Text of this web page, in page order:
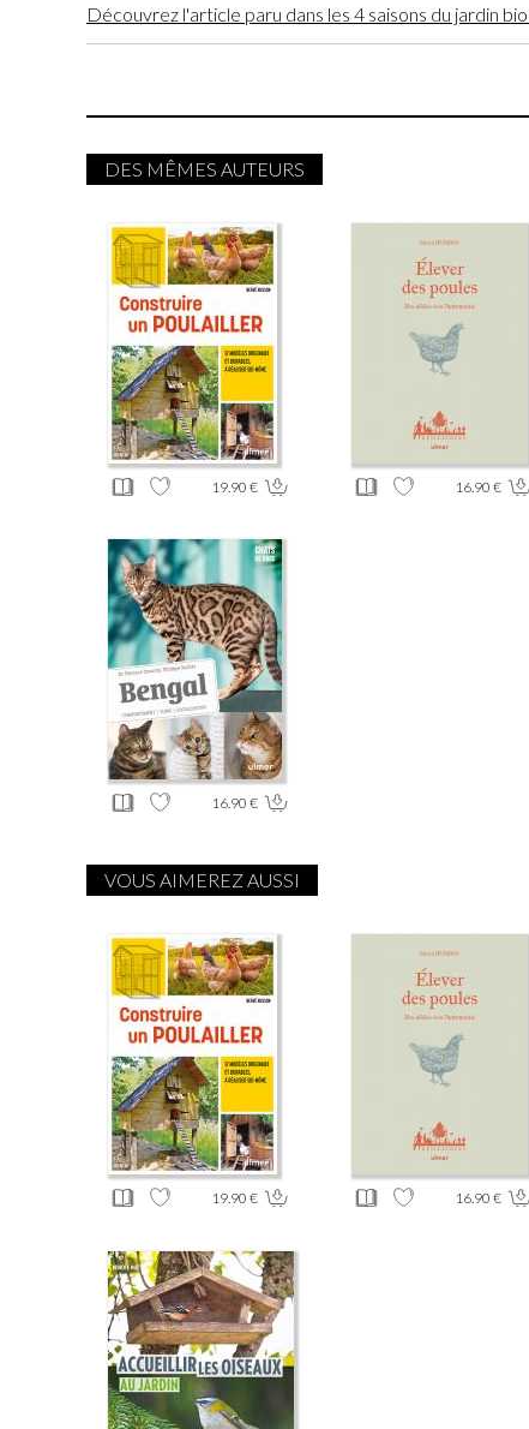
Découvrez l'article paru dans les 4 saisons du jardin
DES MÊMES AUTEURS
19.90 € 16.90 €
16.90 €
VOUS AIMEREZ AUSSI
19.90 € 16.90 €